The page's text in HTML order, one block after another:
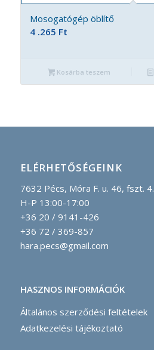
Mosogatógép öblítő
4 .265 Ft
Kosárba teszem
ELÉRHETŐSÉGEINK
7632 Pécs, Móra F. u. 46, fszt. 4.
H-P 13:00-17:00
+36 20 / 9141-426
+36 72 / 369-857
hara.pecs@gmail.com
HASZNOS INFORMÁCIÓK
Általános szerződési feltételek
Adatkezelési tájékoztató